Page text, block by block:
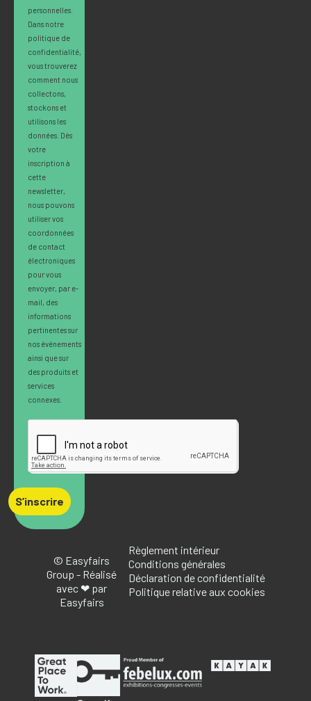
personnelles.
Dans notre
politique de
confidentialité,
vous trouverez
comment nous
collectons,
stockons et
utilisons les
données. Dès
votre
inscription à
cette
newsletter,
nous pouvons
utiliser vos
coordonnées
de contact
électroniques
pour vous
envoyer, par e-
mail, des
informations
pertinentes sur
nos événements
ainsi que sur
des produits et
services
connexes.
S’inscrire
© Easyfairs
Group - Réalisé
avec ❤ par
Easyfairs
Règlement intérieur
Conditions générales
Déclaration de confidentialité
Politique relative aux cookies